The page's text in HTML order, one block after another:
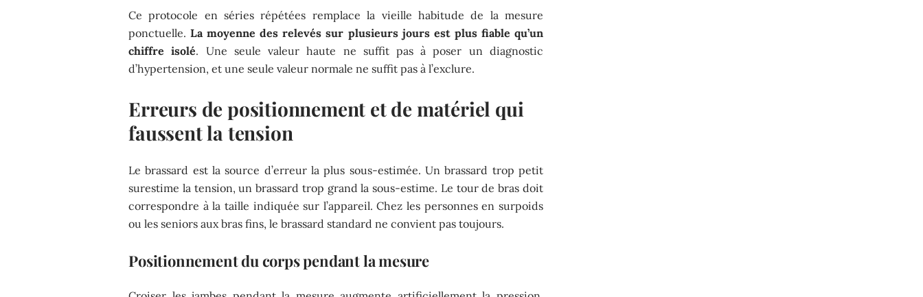
Ce protocole en séries répétées remplace la vieille habitude de la mesure
ponctuelle.La moyenne des relevés sur plusieurs jours est plus fiable qu’un
chiffre isolé. Une seule valeur haute ne suffit pas à poser un diagnostic
d’hypertension, et une seule valeur normale ne suffit pas à l’exclure.
Erreurs de positionnement et de matériel qui
faussent la tension
Le brassard est la source d’erreur la plus sous-estimée. Un brassard trop petit
surestime la tension, un brassard trop grand la sous-estime. Le tour de bras doit
correspondre à la taille indiquée sur l’appareil. Chez les personnes en surpoids
ou les seniors aux bras fins, le brassard standard ne convient pas toujours.
Positionnement du corps pendant la mesure